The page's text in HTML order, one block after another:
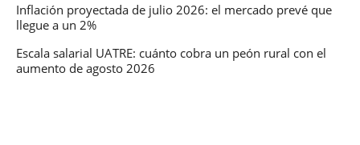
Inflación proyectada de julio 2026: el mercado prevé que
llegue a un 2%
Escala salarial UATRE: cuánto cobra un peón rural con el
aumento de agosto 2026